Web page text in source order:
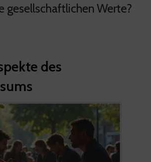
gesellschaftlichen Werte?
des